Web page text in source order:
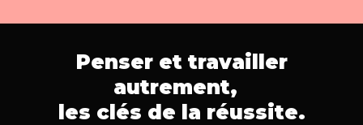
Penser et travailler
autrement,
les clés de la réussite.